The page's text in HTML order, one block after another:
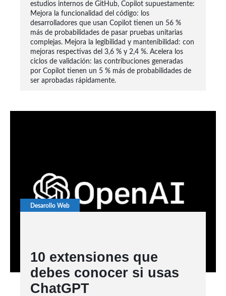
estudios internos de GitHub, Copilot supuestamente:
Mejora la funcionalidad del código: los
desarrolladores que usan Copilot tienen un 56 %
más de probabilidades de pasar pruebas unitarias
complejas. Mejora la legibilidad y mantenibilidad: con
mejoras respectivas del 3,6 % y 2,4 %. Acelera los
ciclos de validación: las contribuciones generadas
por Copilot tienen un 5 % más de probabilidades de
ser aprobadas rápidamente.
Desarollo Web
10 extensiones que
debes conocer si usas
ChatGPT